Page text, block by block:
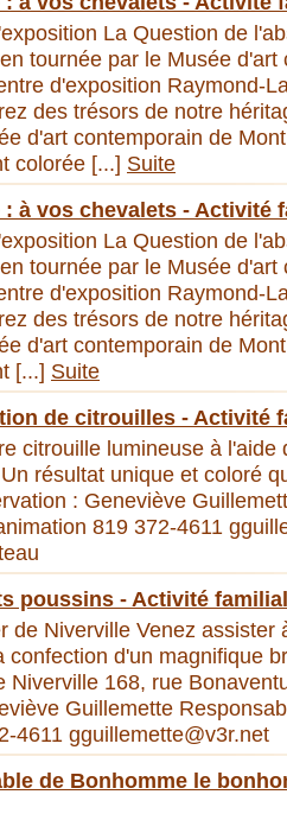
La Question de
tournée par le Musée
d'exposition Raymond-
des trésors de notre
d'art contemporain de
colorée [...] Suite
à vos chevalets - Activité
La Question de
tournée par le Musée
d'exposition Raymond-
des trésors de notre
d'art contemporain de
[...] Suite
de citrouilles - Activité
citrouille lumineuse à l'aide
résultat unique et coloré
: Geneviève
819 372-4611
poussins - Activité
de Niverville Venez assister
confection d'un magnifique
Niverville 168, rue
Guillemette
4611 gguillemette@v3r.net
de Bonhomme le